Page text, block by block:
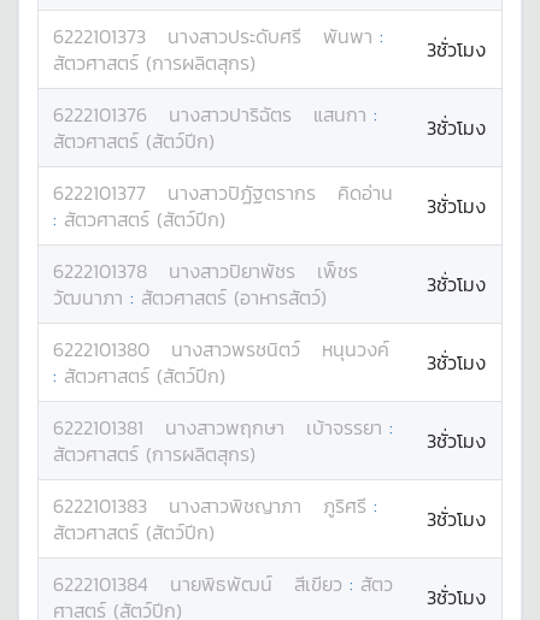
6222101373 นางสาวประดับศรี พันพา :
สัตวศาสตร์ (การผลิตสุกร)
3ชั่วโมง
6222101376 นางสาวปาริฉัตร แสนกา :
สัตวศาสตร์ (สัตว์ปีก)
3ชั่วโมง
6222101377 นางสาวปิฏัฐตรากร
คิดอ่าน
: สัตวศาสตร์ (สัตว์ปีก) 3ชั่วโมง
6222101378 นางสาวปิยาพัชร
เพ็ชร
วัฒนาภา : สัตวศาสตร์ (อาหารสัตว์) 3ชั่วโมง
6222101380 นางสาวพรชนิตว์
หนุนวงค์
: สัตวศาสตร์ (สัตว์ปีก) 3ชั่วโมง
6222101381 นางสาวพฤกษา เบ้าจรรยา :
สัตวศาสตร์ (การผลิตสุกร)
3ชั่วโมง
6222101383 นางสาวพิชญาภา ภูริศรี :
สัตวศาสตร์ (สัตว์ปีก)
3ชั่วโมง
6222101384 นายพิธพัฒน์ สีเขียว : สัตว
ศาสตร์ (สัตว์ปีก)
3ชั่วโมง